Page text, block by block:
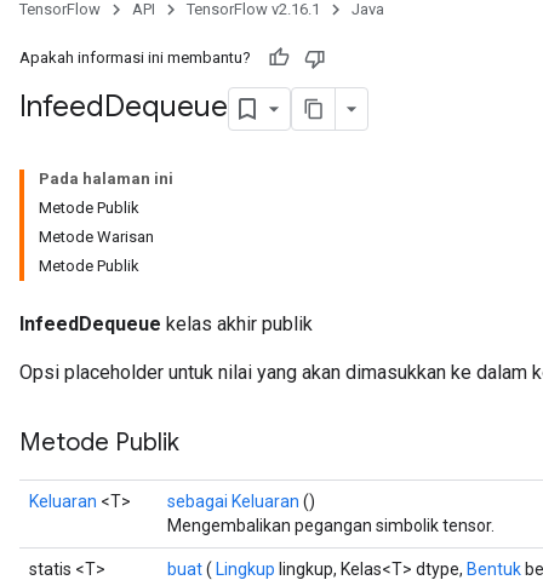
TensorFlow API TensorFlow v2.16.1 Java
Apakah informasi ini membantu?
InfeedDequeue
Pada halaman ini
Metode Publik
Metode Warisan
Metode Publik
InfeedDequeue kelas akhir publik
Opsi placeholder untuk nilai yang akan dimasukkan ke dalam
Metode Publik
Keluaran <T> sebagai Keluaran ()
Mengembalikan pegangan simbolik tensor.
statis <T>
buat( Lingkup lingkup, Kelas<T> dtype, Bentuk